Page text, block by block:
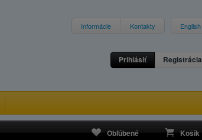
Informácie Kontakty English
Prihlásiť Registrácia
Obľúbené Košík